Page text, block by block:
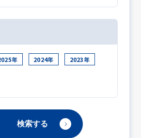
年 2024年 2023年